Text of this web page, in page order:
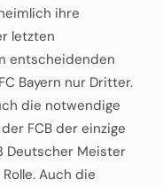
ihre
letzten
entscheidenden
Bayern nur Dritter.
die notwendige
FCB der einzige
Deutscher Meister
Auch die